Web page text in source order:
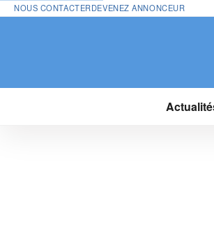
NOUS CONTACTERDEVENEZ ANNONCEUR